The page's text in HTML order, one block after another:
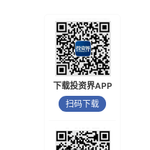
下载投资界APP
扫码下载